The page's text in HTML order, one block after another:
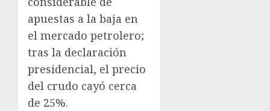
apuestas a la baja en
el mercado petrolero;
tras la declaración
presidencial, el precio
del crudo cayó cerca
de 25%.